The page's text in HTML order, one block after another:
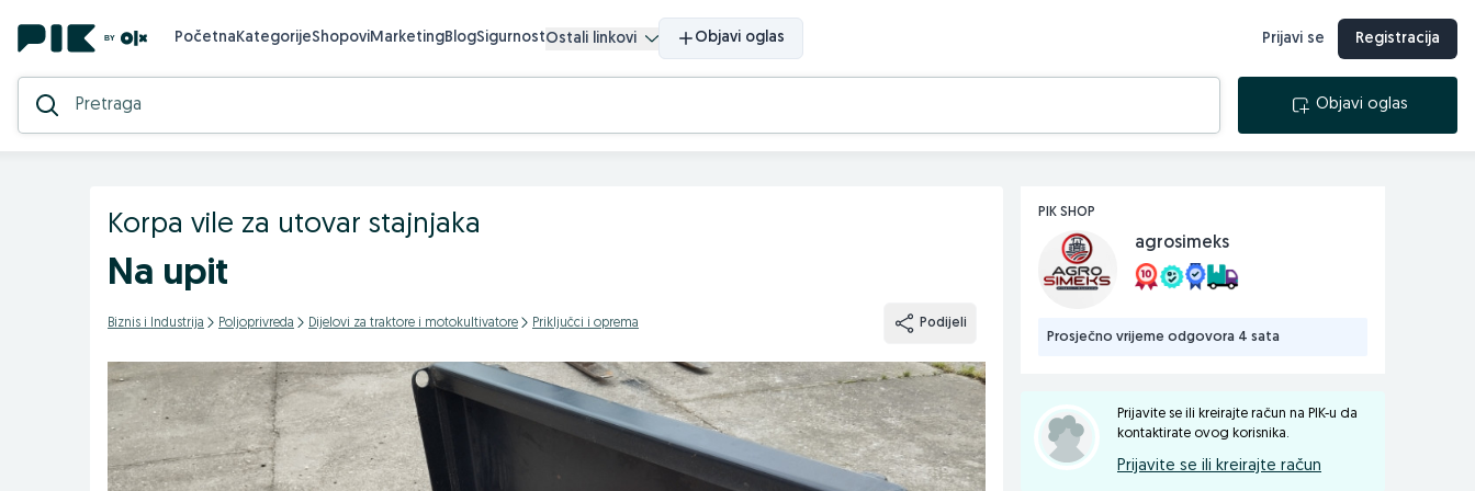
PočetnaKategorijeShopoviMarketingBlogSigurnostOstali linkovi Objavi oglas Prijavi se Registracija
Objavi oglas
Korpa vile za utovar stajnjaka
Na upit
Biznis i Industrija Poljoprivreda Dijelovi za traktore i motokultivatore Priključci i oprema Podijeli
PIK SHOP
agrosimeks
Prosječno vrijeme odgovora 4 sata
Prijavite se ili kreirajte račun na PIK-u da
kontaktirate ovog korisnika.
Prijavite se ili kreirajte račun